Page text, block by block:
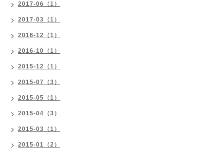
2017-06（1）
2017-03（1）
2016-12（1）
2016-10（1）
2015-12（1）
2015-07（3）
2015-05（1）
2015-04（3）
2015-03（1）
2015-01（2）